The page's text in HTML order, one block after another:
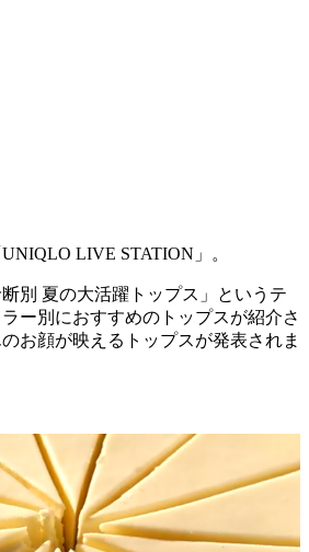
LIVE STATION」。
断別 夏の大活躍トップス」というテ
ー別におすすめのトップスが紹介さ
お顔が映えるトップスが発表されま